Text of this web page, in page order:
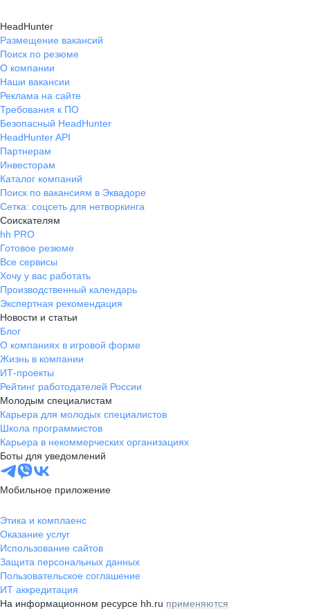
HeadHunter
Размещение вакансий
Поиск по резюме
О компании
Наши вакансии
Реклама на сайте
Требования к ПО
Безопасный HeadHunter
HeadHunter API
Партнерам
Инвесторам
Каталог компаний
Поиск по вакансиям в Эквадоре
Сетка: соцсеть для нетворкинга
Соискателям
hh PRO
Готовое резюме
Все сервисы
Хочу у вас работать
Производственный календарь
Экспертная рекомендация
Новости и статьи
Блог
О компаниях в игровой форме
Жизнь в компании
ИТ-проекты
Рейтинг работодателей России
Молодым специалистам
Карьера для молодых специалистов
Школа программистов
Карьера в некоммерческих организациях
Боты для уведомлений
Мобильное приложение
Этика и комплаенс
Оказание услуг
Использование сайтов
Защита персональных данных
Пользовательское соглашение
ИТ аккредитация
На информационном ресурсе hh.ru применяются